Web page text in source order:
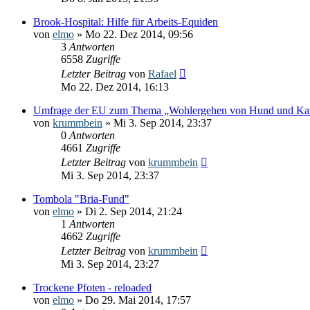
Brook-Hospital: Hilfe für Arbeits-Equiden
von elmo » Mo 22. Dez 2014, 09:56
3 Antworten
6558 Zugriffe
Letzter Beitrag von Rafael
Mo 22. Dez 2014, 16:13
Umfrage der EU zum Thema „Wohlergehen von Hund und
von krummbein » Mi 3. Sep 2014, 23:37
0 Antworten
4661 Zugriffe
Letzter Beitrag von krummbein
Mi 3. Sep 2014, 23:37
Tombola "Bria-Fund"
von elmo » Di 2. Sep 2014, 21:24
1 Antworten
4662 Zugriffe
Letzter Beitrag von krummbein
Mi 3. Sep 2014, 23:27
Trockene Pfoten - reloaded
von elmo » Do 29. Mai 2014, 17:57